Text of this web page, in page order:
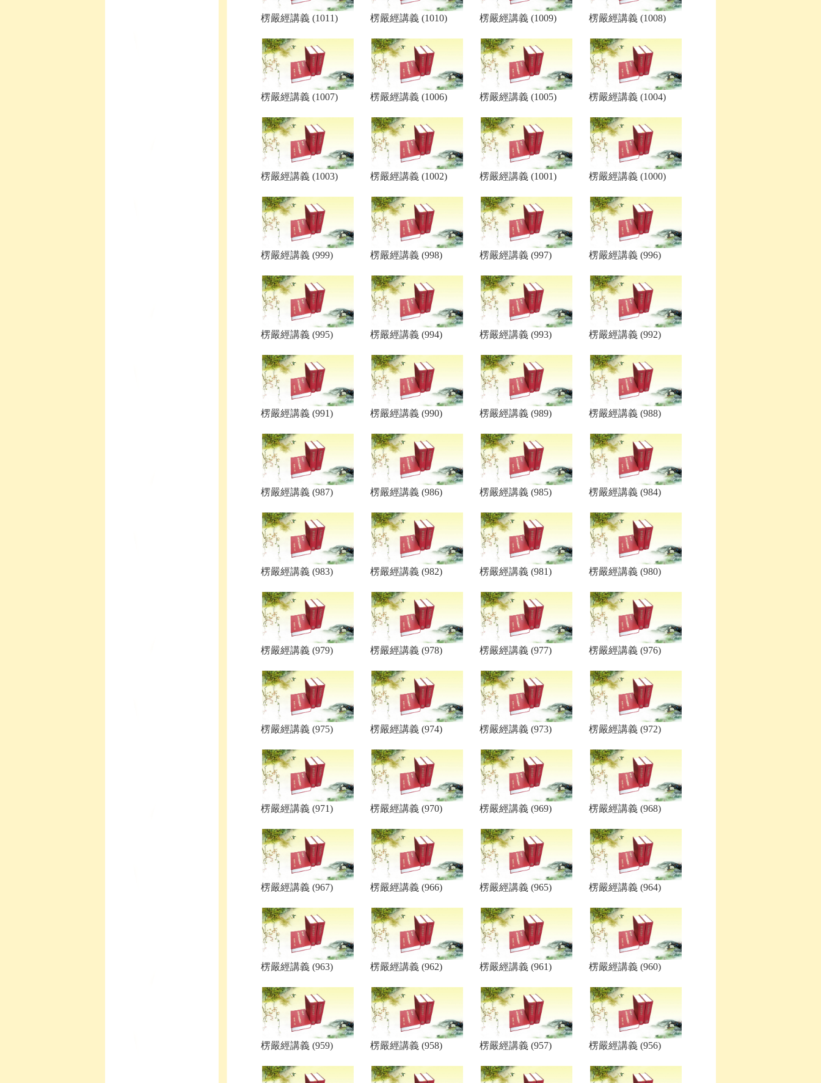
楞嚴經講義 (1011) 楞嚴經講義 (1010) 楞嚴經講義 (1009) 楞嚴經講義 (1008)
楞嚴經講義 (1007) 楞嚴經講義 (1006) 楞嚴經講義 (1005) 楞嚴經講義 (1004)
楞嚴經講義 (1003) 楞嚴經講義 (1002) 楞嚴經講義 (1001) 楞嚴經講義 (1000)
楞嚴經講義 (999) 楞嚴經講義 (998) 楞嚴經講義 (997) 楞嚴經講義 (996)
楞嚴經講義 (995) 楞嚴經講義 (994) 楞嚴經講義 (993) 楞嚴經講義 (992)
楞嚴經講義 (991) 楞嚴經講義 (990) 楞嚴經講義 (989) 楞嚴經講義 (988)
楞嚴經講義 (987) 楞嚴經講義 (986) 楞嚴經講義 (985) 楞嚴經講義 (984)
楞嚴經講義 (983) 楞嚴經講義 (982) 楞嚴經講義 (981) 楞嚴經講義 (980)
楞嚴經講義 (979) 楞嚴經講義 (978) 楞嚴經講義 (977) 楞嚴經講義 (976)
楞嚴經講義 (975) 楞嚴經講義 (974) 楞嚴經講義 (973) 楞嚴經講義 (972)
楞嚴經講義 (971) 楞嚴經講義 (970) 楞嚴經講義 (969) 楞嚴經講義 (968)
楞嚴經講義 (967) 楞嚴經講義 (966) 楞嚴經講義 (965) 楞嚴經講義 (964)
楞嚴經講義 (963) 楞嚴經講義 (962) 楞嚴經講義 (961) 楞嚴經講義 (960)
楞嚴經講義 (959) 楞嚴經講義 (958) 楞嚴經講義 (957) 楞嚴經講義 (956)